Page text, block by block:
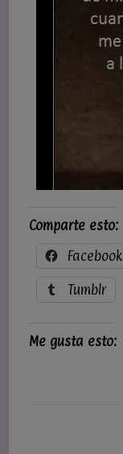
Comparte esto:
Facebook
Tumblr
Me gusta esto: